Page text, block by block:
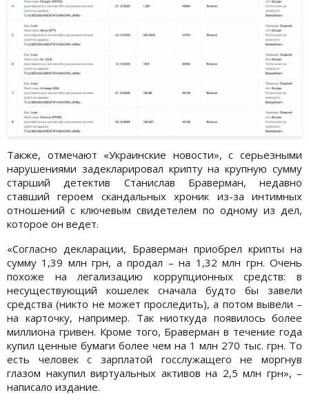
Также, отмечают «Украинские новости», с серьезными
нарушениями задекларировал крипту на крупную сумму
старший детектив Станислав Браверман, недавно
ставший героем скандальных хроник из-за интимных
отношений с ключевым свидетелем по одному из дел,
которое он ведет.
«Согласно декларации, Браверман приобрел крипты на
сумму 1,39 млн грн, а продал – на 1,32 млн грн. Очень
похоже на легализацию коррупционных средств: в
несуществующий кошелек сначала будто бы завели
средства (никто не может проследить), а потом вывели –
на карточку, например. Так ниоткуда появилось более
миллиона гривен. Кроме того, Браверман в течение года
купил ценные бумаги более чем на 1 млн 270 тыс. грн. То
есть человек с зарплатой госслужащего не моргнув
глазом накупил виртуальных активов на 2,5 млн грн», –
написало издание.